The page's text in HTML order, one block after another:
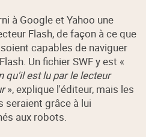
à Google et Yahoo une
Flash, de façon à ce que
capables de naviguer
Un fichier SWF y est «
qu'il est lu par le lecteur
», explique l'éditeur, mais les
seraient grâce à lui
aux robots.